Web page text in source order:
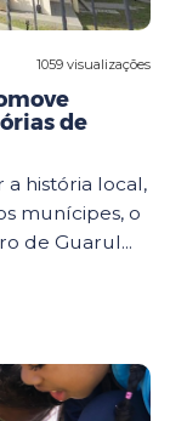
1059 visualizações
de
história local,
munícipes, o
de Guarul...